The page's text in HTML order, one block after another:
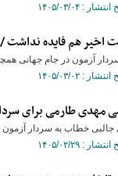
آزمون در جام جهانی
مهدی طارمی برای
خطاب به سردار آزمون